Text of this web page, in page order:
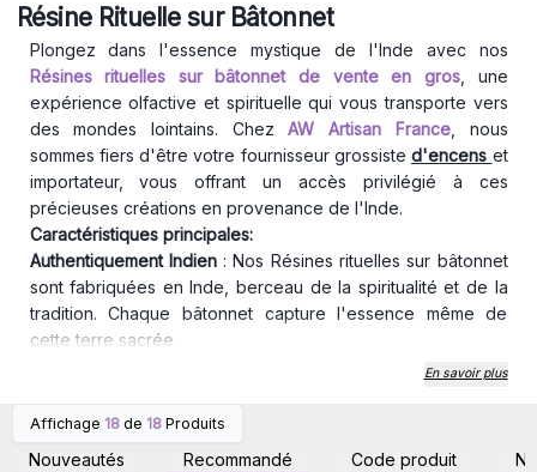
Résine Rituelle sur Bâtonnet
Plongez dans l'essence mystique de l'Inde avec nos
Résines rituelles sur bâtonnet de vente en gros, une
expérience olfactive et spirituelle qui vous transporte vers
des mondes lointains. ChezAW Artisan France, nous
sommes fiers d'être votre fournisseur grossisted'encens et
importateur, vous offrant un accès privilégié à ces
précieuses créations en provenance de l'Inde.
Caractéristiques principales:
Authentiquement Indien : Nos Résines rituelles sur bâtonnet
sont fabriquées en Inde, berceau de la spiritualité et de la
tradition. Chaque bâtonnet capture l'essence même de
cette terre sacrée.
: Ces bâtonnets de résine sont
vos pratiques de méditation et votre connexion avec
En savoir plus
Affichage 18 de 18 Produits
Nouveautés Recommandé Code produit
Connectez-vous ou
inscrivez-vous pour
accéder aux prix de gros
inscrivez-vous pour
accéder aux prix de gros